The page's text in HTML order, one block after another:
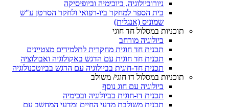
ניורוביולוגיה, ביוכימיה וביופיסיקה
בית הספר למחקר ביו-רפואי ולחקר הסרטן ע"ש
שמוניס (אנגלית)
תוכניות במסלול חד חוגי
ביולוגיה מורחב
תכנית חד חוגית מחקרית לתלמידים מצטיינים
תכנית חד חוגית עם הדגש באקולוגיה ואבולוציה
תכנית חד-חוגית בביולוגיה עם הדגש בביוטכנולוגיה
תוכניות במסלול דו חוגי/ משולב
ביולוגיה עם חוג נוסף
תכנית דו-חוגית בביולוגיה ובכימיה
תכנית משולבת מדעי החיים ומדעי המחשב עם